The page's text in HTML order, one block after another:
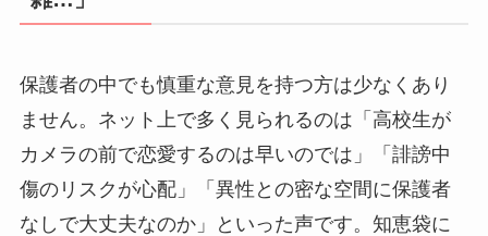
保護者の中でも慎重な意見を持つ方は少なくあり
ません。ネット上で多く見られるのは「高校生が
カメラの前で恋愛するのは早いのでは」「誹謗中
傷のリスクが心配」「異性との密な空間に保護者
なしで大丈夫なのか」といった声です。知恵袋に